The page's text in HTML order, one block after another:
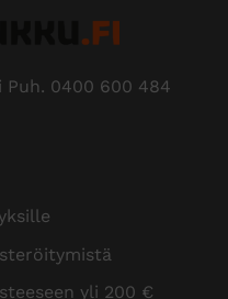
Puh. 0400 600 484
yli 200 €